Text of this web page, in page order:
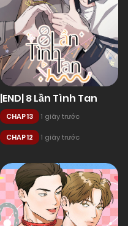
|END| 8 Lần Tình Tan
CHAP 13 1 giây trước
CHAP 12 1 giây trước